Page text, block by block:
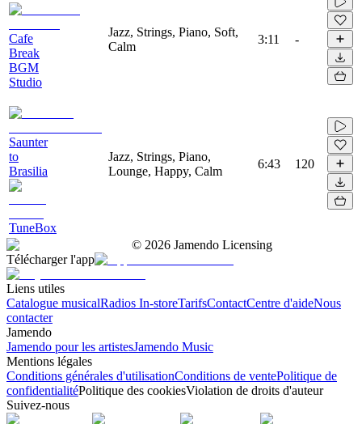
Cafe
Break
BGM
Studio
Jazz, Strings, Piano, Soft,
Calm
3:11 -
Saunter
to
Brasilia
TuneBox
Jazz, Strings, Piano,
Lounge, Happy, Calm
6:43 120
© 2026 Jamendo Licensing
Télécharger l'app
Liens utiles
Catalogue musicalRadios In-storeTarifsContactCentre d'aideNous
contacter
Jamendo
Jamendo pour les artistesJamendo Music
Mentions légales
Conditions générales d'utilisationConditions de ventePolitique de
confidentialitéPolitique des cookiesViolation de droits d'auteur
Suivez-nous